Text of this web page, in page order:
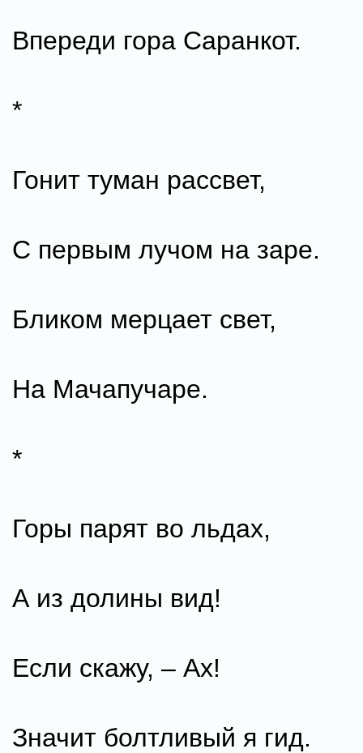
Впереди гора Саранкот.
*
Гонит туман рассвет,
С первым лучом на заре.
Бликом мерцает свет,
На Мачапучаре.
*
Горы парят во льдах,
А из долины вид!
Если скажу, – Ах!
Значит болтливый я гид.